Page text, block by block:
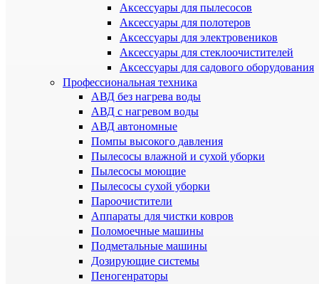
Аксессуары для пылесосов
Аксессуары для полотеров
Аксессуары для электровеников
Аксессуары для стеклоочистителей
Аксессуары для садового оборудования
Профессиональная техника
АВД без нагрева воды
АВД с нагревом воды
АВД автономные
Помпы высокого давления
Пылесосы влажной и сухой уборки
Пылесосы моющие
Пылесосы сухой уборки
Пароочистители
Аппараты для чистки ковров
Поломоечные машины
Подметальные машины
Дозирующие системы
Пеногенраторы